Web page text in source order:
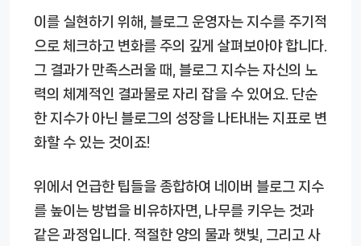
이를 실현하기 위해, 블로그 운영자는 지수를 주기적
으로 체크하고 변화를 주의 깊게 살펴보아야 합니다.
그 결과가 만족스러울 때, 블로그 지수는 자신의 노
력의 체계적인 결과물로 자리 잡을 수 있어요. 단순
한 지수가 아닌 블로그의 성장을 나타내는 지표로 변
화할 수 있는 것이죠!
위에서 언급한 팁들을 종합하여 네이버 블로그 지수
를 높이는 방법을 비유하자면, 나무를 키우는 것과
같은 과정입니다. 적절한 양의 물과 햇빛, 그리고 사